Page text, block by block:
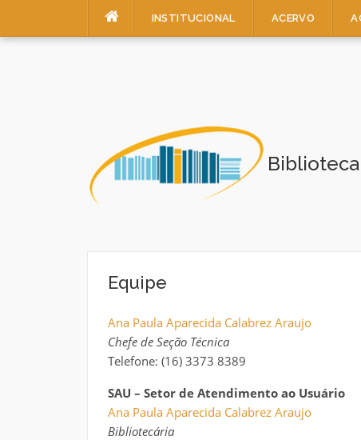
INSTITUCIONAL ACERVO
Equipe
Ana Paula Aparecida Calabrez Araujo
Chefe de Seção Técnica
Telefone: (16) 3373 8389
SAU – Setor de Atendimento ao Usuário
Ana Paula Aparecida Calabrez Araujo
Bibliotecária